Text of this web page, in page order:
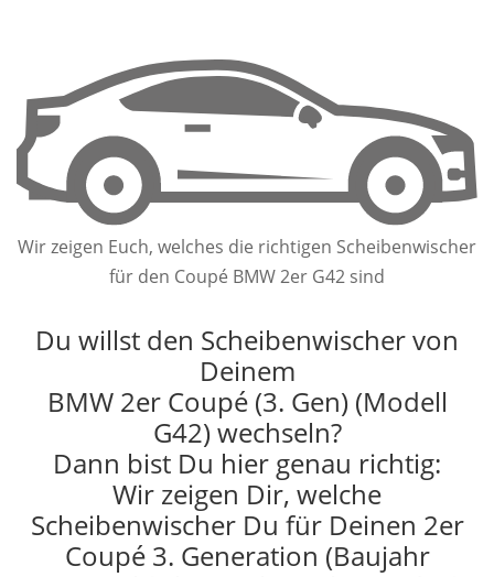
Wir zeigen Euch, welches die richtigen Scheibenwischer
für den Coupé BMW 2er G42 sind
Du willst den Scheibenwischer von
Deinem
BMW 2er Coupé (3. Gen) (Modell
G42) wechseln?
Dann bist Du hier genau richtig:
Wir zeigen Dir, welche
Scheibenwischer Du für Deinen 2er
Coupé 3. Generation (Baujahr